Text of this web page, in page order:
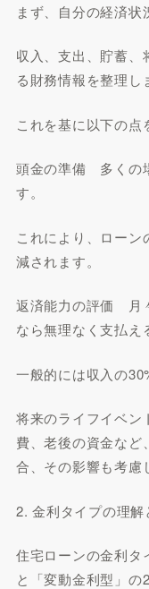
まず、自分の経済状
収入、支出、貯蓄、
る財務情報を整理し
これを基に以下の点
頭金の準備 多くの
す。
これにより、ロー
減されます。
返済能力の評価 月
なら無理なく支払え
一般的には収入の
将来のライフイベ
費、老後の資金など
合、その影響も考慮
2. 金利タイプの理解
住宅ローンの金利タ
と「変動金利型」の